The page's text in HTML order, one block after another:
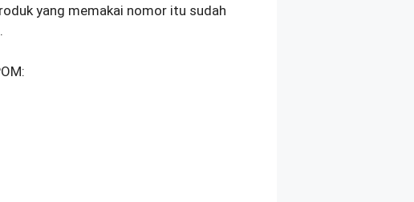
yang memakai nomor itu sudah